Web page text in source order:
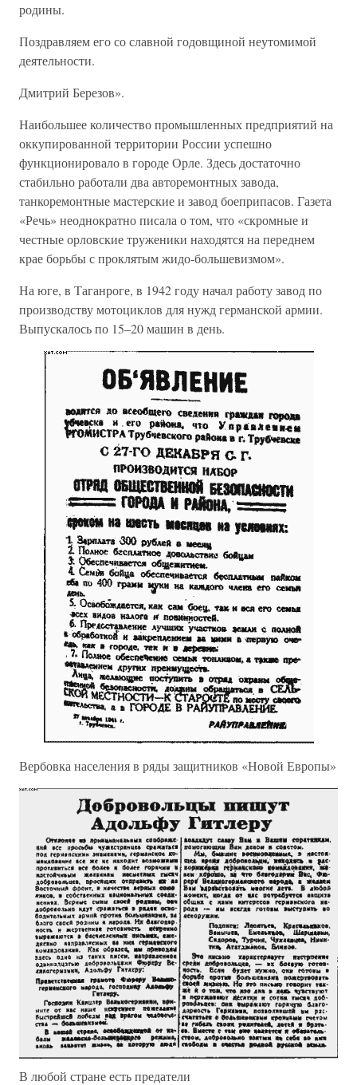
родины.
Поздравляем его со славной годовщиной неутомимой
деятельности.
Дмитрий Березов».
Наибольшее количество промышленных предприятий на
оккупированной территории России успешно
функционировало в городе Орле. Здесь достаточно
стабильно работали два авторемонтных завода,
танкоремонтные мастерские и завод боеприпасов. Газета
«Речь» неоднократно писала о том, что «скромные и
честные орловские труженики находятся на переднем
крае борьбы с проклятым жидо-большевизмом».
На юге, в Таганроге, в 1942 году начал работу завод по
производству мотоциклов для нужд германской армии.
Выпускалось по 15–20 машин в день.
Вербовка населения в ряды защитников «Новой Европы»
В любой стране есть предатели